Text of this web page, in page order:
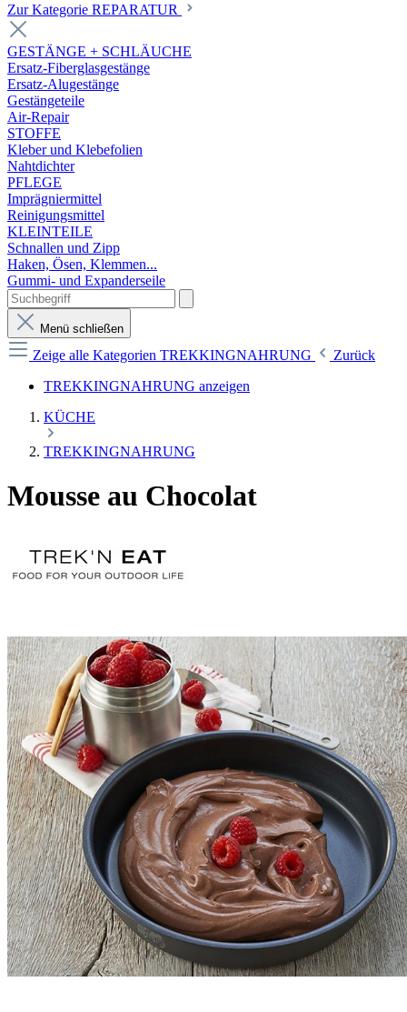
Zur Kategorie REPARATUR
GESTÄNGE + SCHLÄUCHE
Ersatz-Fiberglasgestänge
Ersatz-Alugestänge
Gestängeteile
Air-Repair
STOFFE
Kleber und Klebefolien
Nahtdichter
PFLEGE
Imprägniermittel
Reinigungsmittel
KLEINTEILE
Schnallen und Zipp
Haken, Ösen, Klemmen...
Gummi- und Expanderseile
Menü schließen
Zeige alle Kategorien TREKKINGNAHRUNG
Zurück
TREKKINGNAHRUNG anzeigen
KÜCHE
TREKKINGNAHRUNG
Mousse au Chocolat